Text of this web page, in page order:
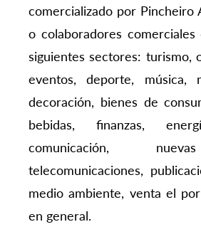
comercializado por Pincheiro
o colaboradores
siguientes sectores: turismo,
eventos, deporte, música,
decoración, bienes de
bebidas, finanzas,
comunicación,
telecomunicaciones,
medio ambiente, venta el
en general.